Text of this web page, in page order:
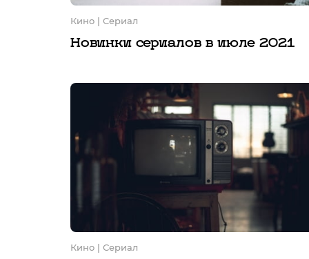
Кино | Сериал
Новинки сериалов в июле 2021
Кино | Сериал